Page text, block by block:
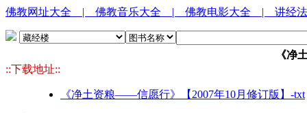
佛教网址大全 | 佛教音乐大全 | 佛教电影大全 | 讲经
《净
::下载地址::
《净土资粮——信愿行》【2007年10月修订版】-txt